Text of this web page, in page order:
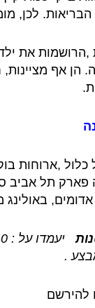
לכן,
את
הן אף
,ארוחות
באולינג
.
להירשם